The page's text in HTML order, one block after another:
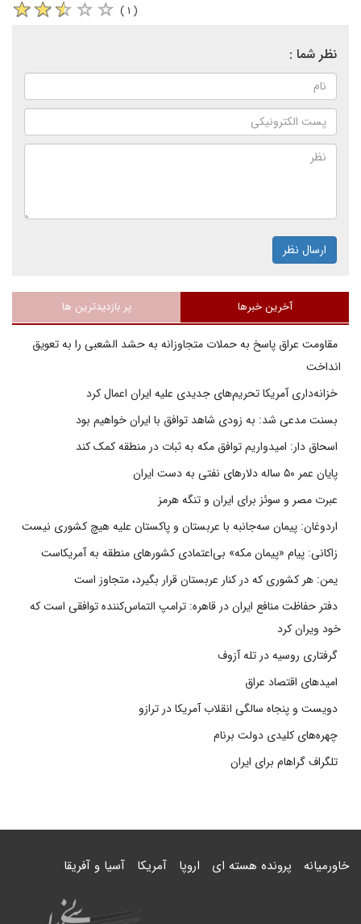
( ۱ )
نظر شما :
ارسال نظر
آخرین خبرها پر بازدیدترین ها
مقاومت عراق پاسخ به حملات متجاوزانه به حشد الشعبی را به تعویق
انداخت
خزانه‌داری آمریکا تحریم‌های جدیدی علیه ایران اعمال کرد
بسنت مدعی شد: به زودی شاهد توافق با ایران خواهیم بود
اسحاق دار: امیدواریم توافق مکه به ثبات در منطقه کمک کند
پایان عمر ۵۰ ساله دلارهای نفتی به دست ایران
عبرت مصر و سوئز برای ایران و تنگه هرمز
اردوغان: پیمان سه‌جانبه با عربستان و پاکستان علیه هیچ کشوری نیست
زاکانی: پیام «پیمان مکه» بی‌اعتمادی کشورهای منطقه به آمریکاست
یمن: هر کشوری که در کنار عربستان قرار بگیرد، متجاوز است
دفتر حفاظت منافع ایران در قاهره: ترامپ التماس‌کننده توافقی است که
خود ویران کرد
گرفتاری روسیه در تله آزوف
امیدهای اقتصاد عراق
دویست و پنجاه سالگی انقلاب آمریکا در ترازو
چهره‌های کلیدی دولت برنام
تلگراف گراهام برای ایران
خاورمیانه پرونده هسته ای اروپا آمریکا آسیا و آفریقا